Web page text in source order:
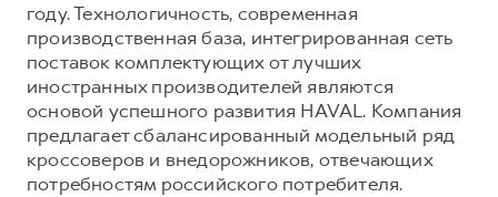
году. Технологичность, современная
производственная база, интегрированная сеть
поставок комплектующих от лучших
иностранных производителей являются
основой успешного развития HAVAL. Компания
предлагает сбалансированный модельный ряд
кроссоверов и внедорожников, отвечающих
потребностям российского потребителя.